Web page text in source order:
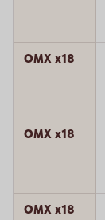
OMX x18
OMX x18
OMX x18